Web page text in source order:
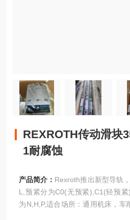
REXROTH传动滑块
1耐腐蚀
产品简介： Rexroth推出新型导轨
L,预紧分为C0(无预紧),C1(轻预
为N,H,P,适合场所：通用机床，车